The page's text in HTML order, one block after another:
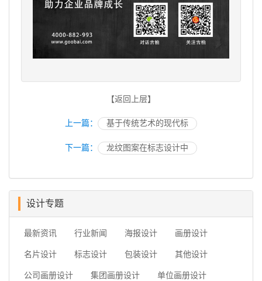
【返回上层】
上一篇： 基于传统艺术的现代标
下一篇： 龙纹图案在标志设计中
设计专题
最新资讯 行业新闻 海报设计 画册设计
名片设计 标志设计 包装设计 其他设计
公司画册设计 集团画册设计 单位画册设计